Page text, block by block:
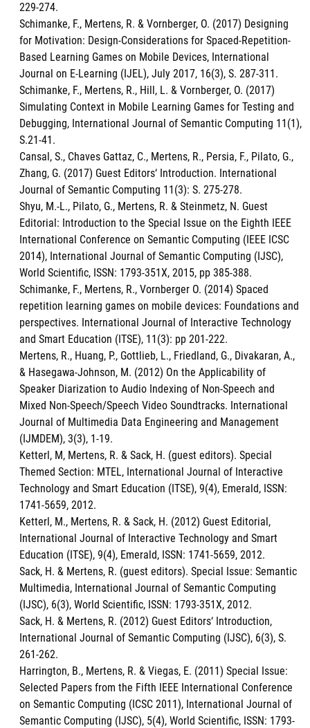
229-274.
Schimanke, F., Mertens, R. & Vornberger, O. (2017) Designing
for Motivation: Design-Considerations for Spaced-Repetition-
Based Learning Games on Mobile Devices, International
Journal on E-Learning (IJEL), July 2017, 16(3), S. 287-311.
Schimanke, F., Mertens, R., Hill, L. & Vornberger, O. (2017)
Simulating Context in Mobile Learning Games for Testing and
Debugging, International Journal of Semantic Computing 11(1),
S.21-41.
Cansal, S., Chaves Gattaz, C., Mertens, R., Persia, F., Pilato, G.,
Zhang, G. (2017) Guest Editors‘ Introduction. International
Journal of Semantic Computing 11(3): S. 275-278.
Shyu, M.-L., Pilato, G., Mertens, R. & Steinmetz, N. Guest
Editorial: Introduction to the Special Issue on the Eighth IEEE
International Conference on Semantic Computing (IEEE ICSC
2014), International Journal of Semantic Computing (IJSC),
World Scientific, ISSN: 1793-351X, 2015, pp 385-388.
Schimanke, F., Mertens, R., Vornberger O. (2014) Spaced
repetition learning games on mobile devices: Foundations and
perspectives. International Journal of Interactive Technology
and Smart Education (ITSE), 11(3): pp 201-222.
Mertens, R., Huang, P., Gottlieb, L., Friedland, G., Divakaran, A.,
& Hasegawa-Johnson, M. (2012) On the Applicability of
Speaker Diarization to Audio Indexing of Non-Speech and
Mixed Non-Speech/Speech Video Soundtracks. International
Journal of Multimedia Data Engineering and Management
(IJMDEM), 3(3), 1-19.
Ketterl, M, Mertens, R. & Sack, H. (guest editors). Special
Themed Section: MTEL, International Journal of Interactive
Technology and Smart Education (ITSE), 9(4), Emerald, ISSN:
1741-5659, 2012.
Ketterl, M., Mertens, R. & Sack, H. (2012) Guest Editorial,
International Journal of Interactive Technology and Smart
Education (ITSE), 9(4), Emerald, ISSN: 1741-5659, 2012.
Sack, H. & Mertens, R. (guest editors). Special Issue: Semantic
Multimedia, International Journal of Semantic Computing
(IJSC), 6(3), World Scientific, ISSN: 1793-351X, 2012.
Sack, H. & Mertens, R. (2012) Guest Editors‘ Introduction,
International Journal of Semantic Computing (IJSC), 6(3), S.
261-262.
Harrington, B., Mertens, R. & Viegas, E. (2011) Special Issue:
Selected Papers from the Fifth IEEE International Conference
on Semantic Computing (ICSC 2011), International Journal of
Semantic Computing (IJSC), 5(4), World Scientific, ISSN: 1793-